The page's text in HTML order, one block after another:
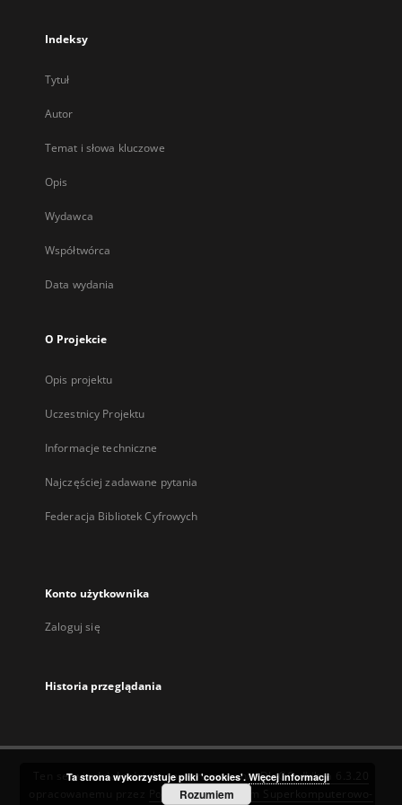
Indeksy
Tytuł
Autor
Temat i słowa kluczowe
Opis
Wydawca
Współtwórca
Data wydania
O Projekcie
Opis projektu
Uczestnicy Projektu
Informacje techniczne
Najczęściej zadawane pytania
Federacja Bibliotek Cyfrowych
Konto użytkownika
Zaloguj się
Historia przeglądania
Ten serwis działa dzięki oprogramowaniuDInGO dLibra 6.3.20
Poznańskie Centrum Superkomputerowo-
Ta strona wykorzystuje pliki 'cookies'. Więcej informacji
Rozumiem